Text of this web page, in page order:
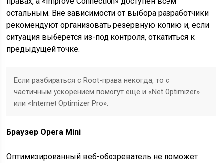
остальным. Вне зависимости от выбора разработчики
рекомендуют организовать резервную копию и, если
ситуация выберется из-под контроля, откатиться к
предыдущей точке.
Если разбираться с Root-права некогда, то с
частичным ускорением помогут еще и «Net Optimizer»
или «Internet Optimizer Pro».
Браузер Opera Mini
Оптимизированный веб-обозреватель не поможет